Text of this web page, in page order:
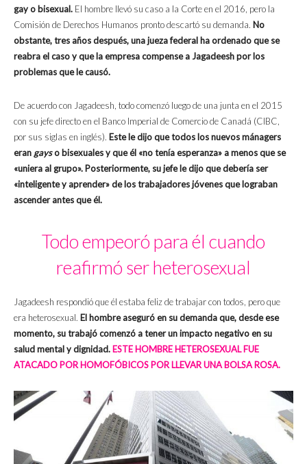
gay o bisexual. El hombre llevó su caso a la Corte en el 2016, pero la
Comisión de Derechos Humanos pronto descartó su demanda. No
obstante, tres años después, una jueza federal ha ordenado que se
reabra el caso y que la empresa compense a Jagadeesh por los
problemas que le causó.
De acuerdo con Jagadeesh, todo comenzó luego de una junta en el 2015
con su jefe directo en el Banco Imperial de Comercio de Canadá (CIBC,
por sus siglas en inglés). Este le dijo que todos los nuevos mánagers
erangayso bisexuales y que él «no tenía esperanza» a menos que se
«uniera al grupo». Posteriormente, su jefe le dijo que debería ser
«inteligente y aprender» de los trabajadores jóvenes que lograban
ascender antes que él.
Todo empeoró para él cuando
reafirmó ser heterosexual
Jagadeesh respondió que él estaba feliz de trabajar con todos, pero que
era heterosexual. El hombre aseguró en su demanda que, desde ese
momento, su trabajó comenzó a tener un impacto negativo en su
salud mental y dignidad. ESTE HOMBRE HETEROSEXUAL FUE
ATACADO POR HOMOFÓBICOS POR LLEVAR UNA BOLSA ROSA.